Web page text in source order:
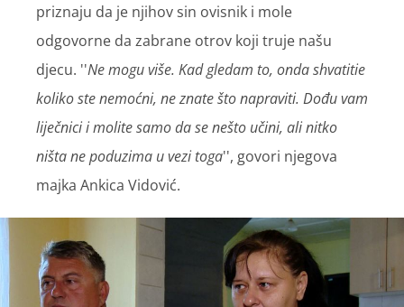
priznaju da je njihov sin ovisnik i mole
odgovorne da zabrane otrov koji truje našu
djecu. ''Ne mogu više. Kad gledam to, onda shvatitie
koliko ste nemoćni, ne znate što napraviti. Dođu vam
liječnici i molite samo da se nešto učini, ali nitko
ništa ne poduzima u vezi toga'', govori njegova
majka Ankica Vidović.